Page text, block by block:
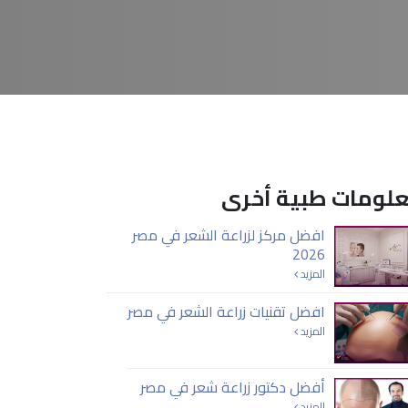
طبية أخرى
افضل مركز لزراعة الشعر في مصر
2026
المزيد
افضل تقنيات زراعة الشعر في مصر
المزيد
أفضل دكتور زراعة شعر في مصر